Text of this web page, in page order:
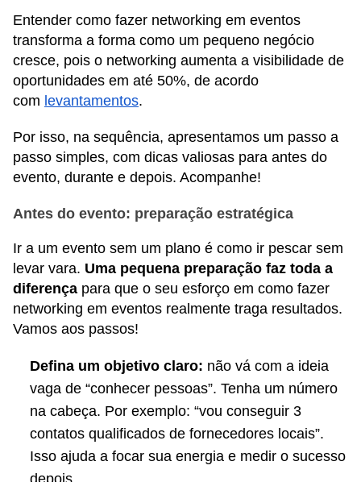
Entender como fazer networking em eventos
transforma a forma como um pequeno negócio
cresce, pois o networking aumenta a visibilidade de
oportunidades em até 50%, de acordo
com levantamentos.
Por isso, na sequência, apresentamos um passo a
passo simples, com dicas valiosas para antes do
evento, durante e depois. Acompanhe!
Antes do evento: preparação estratégica
Ir a um evento sem um plano é como ir pescar sem
levar vara. Uma pequena preparação faz toda a
diferença para que o seu esforço em como fazer
networking em eventos realmente traga resultados.
Vamos aos passos!
Defina um objetivo claro: não vá com a ideia
vaga de “conhecer pessoas”. Tenha um número
na cabeça. Por exemplo: “vou conseguir 3
contatos qualificados de fornecedores locais”.
Isso ajuda a focar sua energia e medir o sucesso